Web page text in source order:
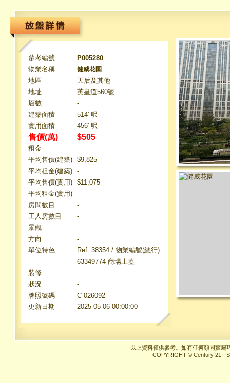
參考編號
P005280
物業名稱
健威花園
地區
天后及其他
地址
英皇道560號
層數
-
建築面積
514' 呎
實用面積
456' 呎
售價(萬) $505
租金
-
平均售價(建築) $9,825
平均租金(建築) -
平均售價(實用) $11,075
平均租金(實用) -
房間數目
-
工人房數目
-
景觀
-
方向
-
單位特色
Ref: 38354 / 物業編號(總行)
63349774 商場上蓋
裝修
-
狀況
-
牌照號碼
C-026092
更新日期
2025-05-06 00:00:00
以上資料僅供參考。如有任何類同實屬
COPYRIGHT © Century 21 -